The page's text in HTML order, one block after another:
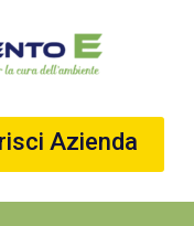
Azienda